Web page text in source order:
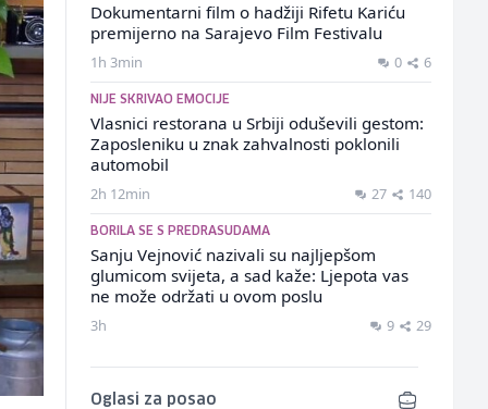
Dokumentarni film o hadžiji Rifetu Kariću
premijerno na Sarajevo Film Festivalu
1h 3min 0 6
NIJE SKRIVAO EMOCIJE
Vlasnici restorana u Srbiji oduševili gestom:
Zaposleniku u znak zahvalnosti poklonili
automobil
2h 12min 27 140
BORILA SE S PREDRASUDAMA
Sanju Vejnović nazivali su najljepšom
glumicom svijeta, a sad kaže: Ljepota vas
ne može održati u ovom poslu
3h 9 29
Oglasi za posao